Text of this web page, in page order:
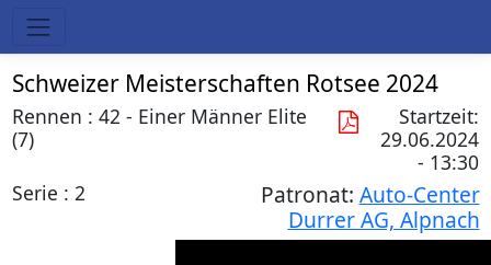
Schweizer Meisterschaften Rotsee 2024
Rennen : 42 - Einer Männer Elite
(7)
Startzeit:
29.06.2024
- 13:30
Serie : 2
Patronat: Auto-Center
Durrer AG, Alpnach